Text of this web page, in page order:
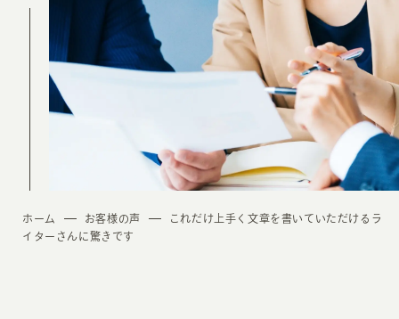
MARKETING
ホーム お客様の声
これだけ上手く文章を書いていただけるラ
イターさんに驚きです